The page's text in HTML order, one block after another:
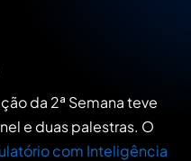
da 2ª Semana teve
e duas palestras. O
com Inteligência